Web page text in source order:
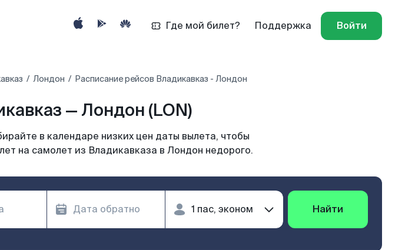
Где мой билет? Поддержка Войти
Лондон Расписание рейсов Владикавказ - Лондон
— Лондон (LON)
в календаре низких цен даты вылета, чтобы
на самолет из Владикавказа в Лондон недорого.
Найти